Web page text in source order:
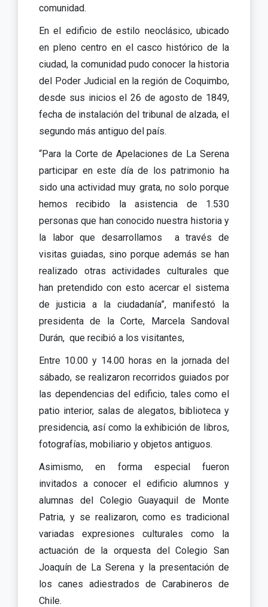
comunidad.
En el edificio de estilo neoclásico, ubicado
en pleno centro en el casco histórico de la
ciudad, la comunidad pudo conocer la historia
del Poder Judicial en la región de Coquimbo,
desde sus inicios el 26 de agosto de 1849,
fecha de instalación del tribunal de alzada, el
segundo más antiguo del país.
“Para la Corte de Apelaciones de La Serena
participar en este día de los patrimonio ha
sido una actividad muy grata, no solo porque
hemos recibido la asistencia de 1.530
personas que han conocido nuestra historia y
la labor que desarrollamos a través de
visitas guiadas, sino porque además se han
realizado otras actividades culturales que
han pretendido con esto acercar el sistema
de justicia a la ciudadanía”, manifestó la
presidenta de la Corte, Marcela Sandoval
Durán, que recibió a los visitantes,
Entre 10.00 y 14.00 horas en la jornada del
sábado, se realizaron recorridos guiados por
las dependencias del edificio, tales como el
patio interior, salas de alegatos, biblioteca y
presidencia, así como la exhibición de libros,
fotografías, mobiliario y objetos antiguos.
Asimismo, en forma especial fueron
invitados a conocer el edificio alumnos y
alumnas del Colegio Guayaquil de Monte
Patria, y se realizaron, como es tradicional
variadas expresiones culturales como la
actuación de la orquesta del Colegio San
Joaquín de La Serena y la presentación de
los canes adiestrados de Carabineros de
Chile.